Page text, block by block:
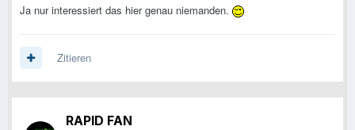
Ja nur interessiert das hier genau niemanden.
Zitieren
RAPID FAN